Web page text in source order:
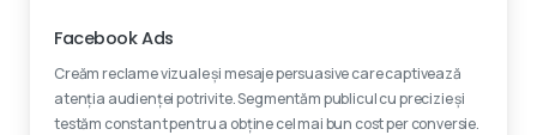
Facebook Ads
Creăm reclame vizuale și mesaje persuasive care captivează
atenția audienței potrivite. Segmentăm publicul cu precizie și
testăm constant pentru a obține cel mai bun cost per conversie.